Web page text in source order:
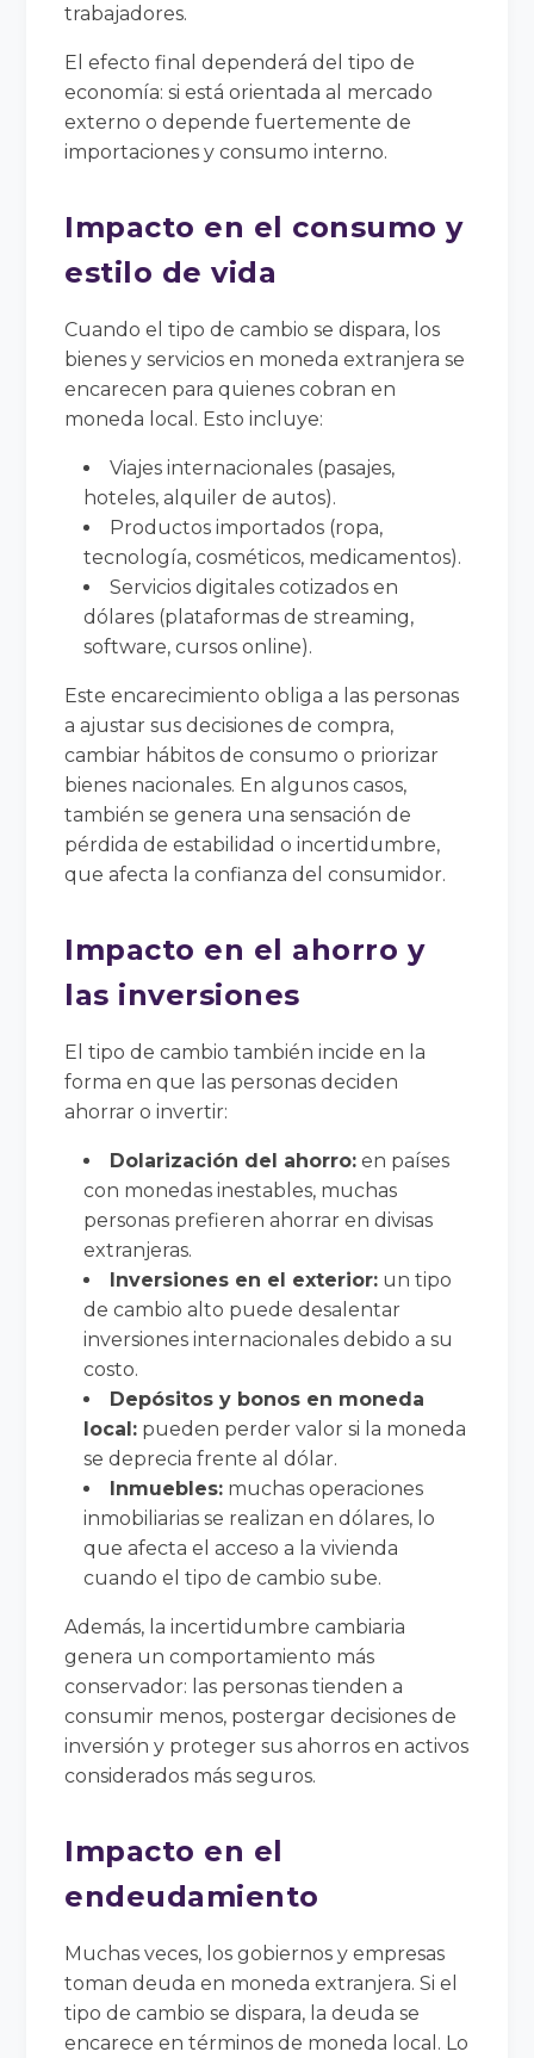
trabajadores.
El efecto final dependerá del tipo de
economía: si está orientada al mercado
externo o depende fuertemente de
importaciones y consumo interno.
Impacto en el consumo y
estilo de vida
Cuando el tipo de cambio se dispara, los
bienes y servicios en moneda extranjera se
encarecen para quienes cobran en
moneda local. Esto incluye:
Viajes internacionales (pasajes,
hoteles, alquiler de autos).
Productos importados (ropa,
tecnología, cosméticos, medicamentos).
Servicios digitales cotizados en
dólares (plataformas de streaming,
software, cursos online).
Este encarecimiento obliga a las personas
a ajustar sus decisiones de compra,
cambiar hábitos de consumo o priorizar
bienes nacionales. En algunos casos,
también se genera una sensación de
pérdida de estabilidad o incertidumbre,
que afecta la confianza del consumidor.
Impacto en el ahorro y
las inversiones
El tipo de cambio también incide en la
forma en que las personas deciden
ahorrar o invertir:
Dolarización del ahorro: en países
con monedas inestables, muchas
personas prefieren ahorrar en divisas
extranjeras.
Inversiones en el exterior: un tipo
de cambio alto puede desalentar
inversiones internacionales debido a su
costo.
Depósitos y bonos en moneda
local: pueden perder valor si la moneda
se deprecia frente al dólar.
Inmuebles: muchas operaciones
inmobiliarias se realizan en dólares, lo
que afecta el acceso a la vivienda
cuando el tipo de cambio sube.
Además, la incertidumbre cambiaria
genera un comportamiento más
conservador: las personas tienden a
consumir menos, postergar decisiones de
inversión y proteger sus ahorros en activos
considerados más seguros.
Impacto en el
endeudamiento
Muchas veces, los gobiernos y empresas
toman deuda en moneda extranjera. Si el
tipo de cambio se dispara, la deuda se
encarece en términos de moneda local. Lo